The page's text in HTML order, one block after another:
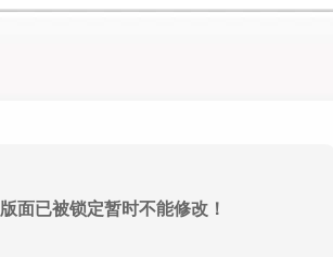
版面已被锁定暂时不能修改！